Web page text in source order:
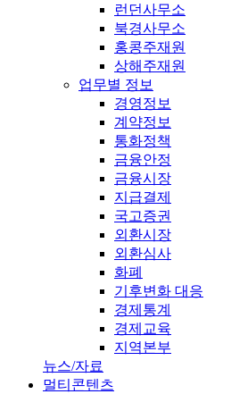
런던사무소
북경사무소
홍콩주재원
상해주재원
업무별 정보
경영정보
계약정보
통화정책
금융안정
금융시장
지급결제
국고증권
외환시장
외환심사
화폐
기후변화 대응
경제통계
경제교육
지역본부
뉴스/자료
멀티콘텐츠